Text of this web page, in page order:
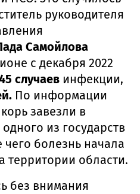
руководителя
Самойлова
с декабря 2022
случаев инфекции,
По информации
завезли в
из государств
болезнь начала
территории области.
без внимания